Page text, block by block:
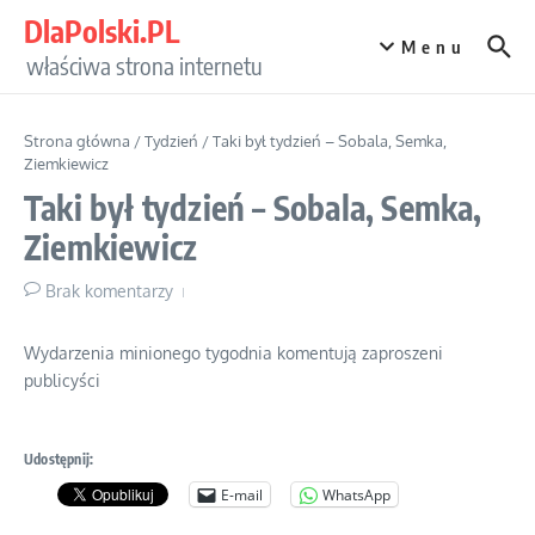
DlaPolski.PL
właściwa strona internetu
Menu
Strona główna /Tydzień /Taki był tydzień – Sobala, Semka,
Ziemkiewicz
Taki był tydzień – Sobala, Semka,
Ziemkiewicz
Brak komentarzy
Wydarzenia minionego tygodnia komentują zaproszeni
publicyści
Udostępnij:
E-mail WhatsApp